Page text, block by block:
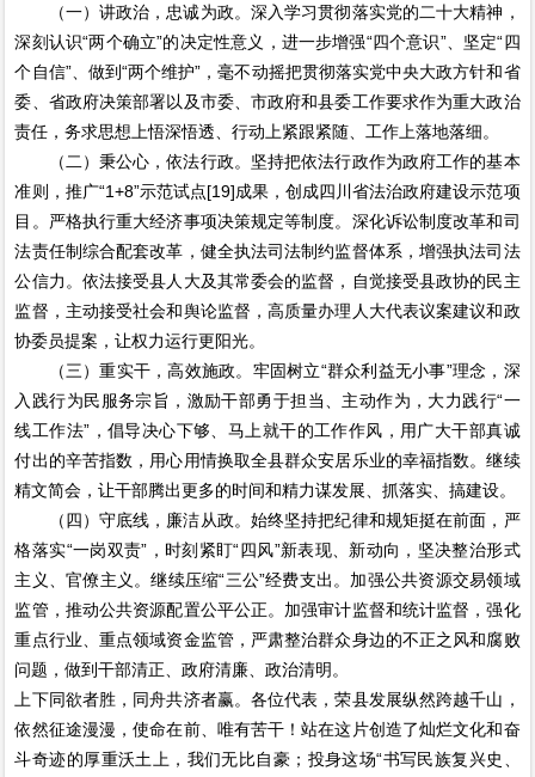
（一）讲政治，忠诚为政。深入学习贯彻落实党的二十大精神，
深刻认识“两个确立”的决定性意义，进一步增强“四个意识”、坚定“四
个自信”、做到“两个维护”，毫不动摇把贯彻落实党中央大政方针和省
委、省政府决策部署以及市委、市政府和县委工作要求作为重大政治
责任，务求思想上悟深悟透、行动上紧跟紧随、工作上落地落细。
（二）秉公心，依法行政。坚持把依法行政作为政府工作的基本
准则，推广“1+8”示范试点[19]成果，创成四川省法治政府建设示范项
目。严格执行重大经济事项决策规定等制度。深化诉讼制度改革和司
法责任制综合配套改革，健全执法司法制约监督体系，增强执法司法
公信力。依法接受县人大及其常委会的监督，自觉接受县政协的民主
监督，主动接受社会和舆论监督，高质量办理人大代表议案建议和政
协委员提案，让权力运行更阳光。
（三）重实干，高效施政。牢固树立“群众利益无小事”理念，深
入践行为民服务宗旨，激励干部勇于担当、主动作为，大力践行“一
线工作法”，倡导决心下够、马上就干的工作作风，用广大干部真诚
付出的辛苦指数，用心用情换取全县群众安居乐业的幸福指数。继续
精文简会，让干部腾出更多的时间和精力谋发展、抓落实、搞建设。
（四）守底线，廉洁从政。始终坚持把纪律和规矩挺在前面，严
格落实“一岗双责”，时刻紧盯“四风”新表现、新动向，坚决整治形式
主义、官僚主义。继续压缩“三公”经费支出。加强公共资源交易领域
监管，推动公共资源配置公平公正。加强审计监督和统计监督，强化
重点行业、重点领域资金监管，严肃整治群众身边的不正之风和腐败
问题，做到干部清正、政府清廉、政治清明。
上下同欲者胜，同舟共济者赢。各位代表，荣县发展纵然跨越千山，
依然征途漫漫，使命在前、唯有苦干！站在这片创造了灿烂文化和奋
斗奇迹的厚重沃土上，我们无比自豪；投身这场“书写民族复兴史、